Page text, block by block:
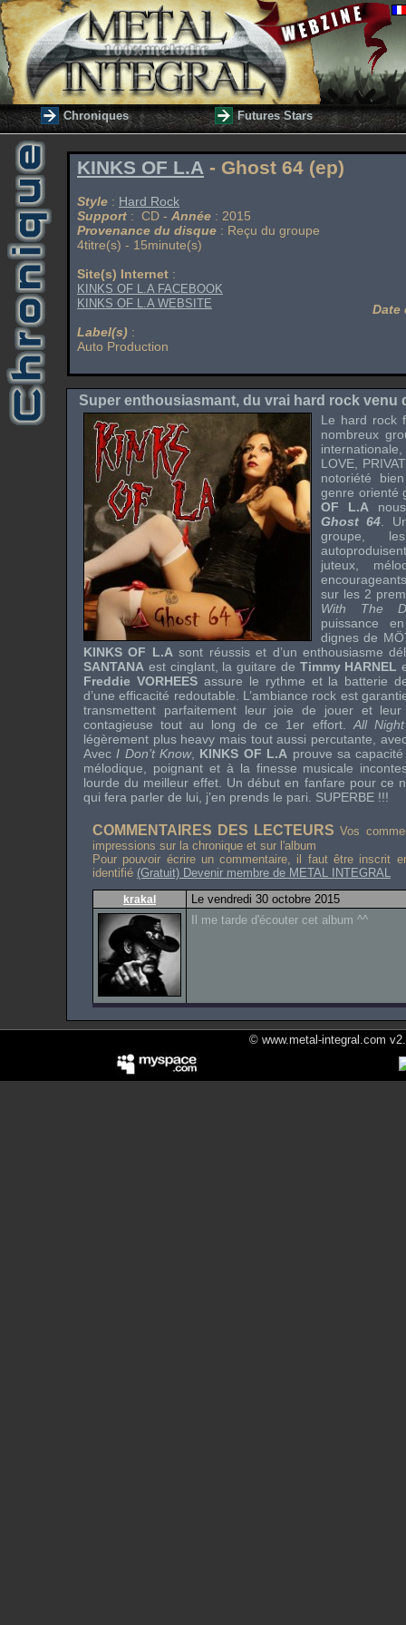
Chroniques Futures Stars
KINKS OF L.A - Ghost 64 (ep)
Style : Hard Rock
Support : CD - Année : 2015
Provenance du disque : Reçu du groupe
4titre(s) - 15minute(s)
Site(s) Internet :
KINKS OF L.A FACEBOOK
KINKS OF L.A WEBSITE
Label(s) :
Auto Production
Date
Super enthousiasmant, du vrai hard rock venu
Le hard rock
nombreux
LOVE
notoriété
genre orienté
OF L.A
Ghost 64 .
groupe,
juteux,
sur les 2
With The
puissance
dignes de
KINKS OF L.A sont réussis et d’un enthousiasme
SANTANA est cinglant, la guitare de Timmy HARNEL
Freddie VORHEESassure le rythme et la batterie
d’une efficacité redoutable. L’ambiance rock est
transmettent parfaitement leur joie de jouer et
contagieuse tout au long de ce 1er effort. All
légèrement plus heavy mais tout aussi percutante,
Avec I Don’t Know, KINKS OF L.A prouve sa
mélodique, poignant et à la finesse musicale
lourde du meilleur effet. Un début en fanfare pour ce
qui fera parler de lui, j’en prends le pari. SUPERBE !!!
COMMENTAIRES DES LECTEURS Vos
impressions sur la chronique et sur l'album
Pour pouvoir écrire un commentaire, il faut être inscrit
identifié (Gratuit) Devenir membre de METAL INTEGRAL
krakal
Le vendredi 30 octobre 2015
Il me tarde d'écouter cet album ^^
© www.metal-integral.com